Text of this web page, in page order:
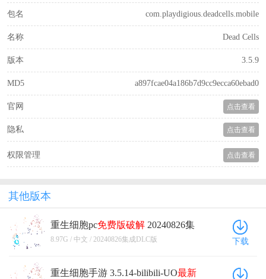
包名 com.playdigious.deadcells.mobile
名称 Dead Cells
版本 3.5.9
MD5 a897fcae04a186b7d9cc9ecca60ebad0
官网 点击查看
隐私 点击查看
权限管理 点击查看
其他版本
重生细胞pc免费版破解 20240826集
成DLC版
8.97G / 中文 / 20240826集成DLC版 下载
重生细胞手游 3.5.14-bilibili-UO最新